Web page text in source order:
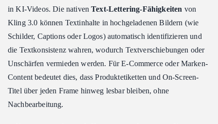
in KI-Videos. Die nativenText-Lettering-Fähigkeiten von
Kling 3.0 können Textinhalte in hochgeladenen Bildern (wie
Schilder, Captions oder Logos) automatisch identifizieren und
die Textkonsistenz wahren, wodurch Textverschiebungen oder
Unschärfen vermieden werden. Für E-Commerce oder Marken-
Content bedeutet dies, dass Produktetiketten und On-Screen-
Titel über jeden Frame hinweg lesbar bleiben, ohne
Nachbearbeitung.